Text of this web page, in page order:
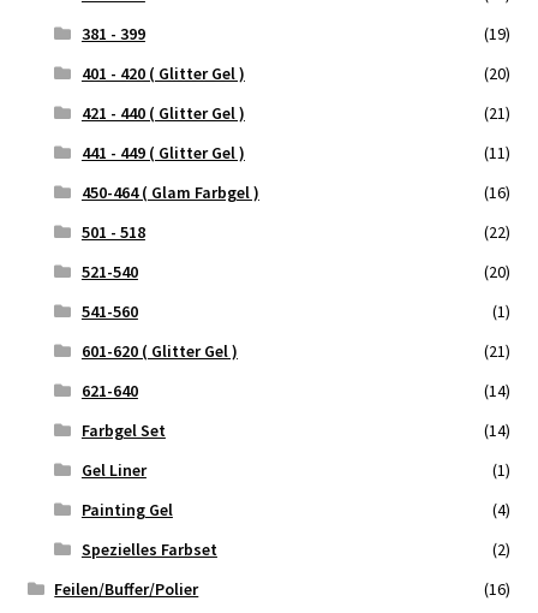
381 - 399
(19)
401 - 420 ( Glitter Gel )
(20)
421 - 440 ( Glitter Gel )
(21)
441 - 449 ( Glitter Gel )
(11)
450-464 ( Glam Farbgel )
(16)
501 - 518
(22)
521-540
(20)
541-560
(1)
601-620 ( Glitter Gel )
(21)
621-640
(14)
Farbgel Set
(14)
Gel Liner
(1)
Painting Gel
(4)
Spezielles Farbset
(2)
Feilen/Buffer/Polier
(16)